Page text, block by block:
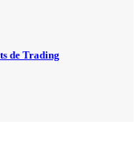
de Trading